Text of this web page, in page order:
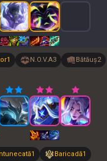
1 N.O.V.A3 Bătăuș2
1 Baricadă1